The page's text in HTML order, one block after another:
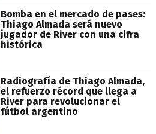
Bomba en el mercado de pases:
Thiago Almada será nuevo
jugador de River con una cifra
histórica
Radiografía de Thiago Almada,
el refuerzo récord que llega a
River para revolucionar el
fútbol argentino